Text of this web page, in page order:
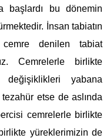
başlardı bu dönemin
İnsan tabiatın
denilen tabiat
Cemrelerle birlikte
yabana
etse de aslında
cemrelerle birlikte
yüreklerimizin de